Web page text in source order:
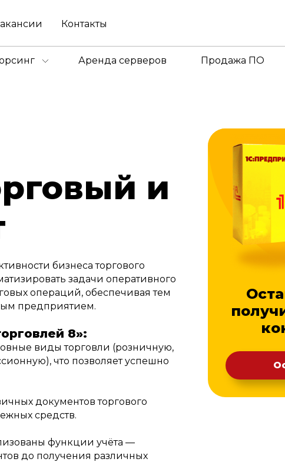
Контакты
Аренда серверов Продажа ПО
и
бизнеса торгового
задачи оперативного
операций, обеспечивая тем
предприятием.
8»:
виды торговли (розничную,
что позволяет успешно
документов торгового
средств.
функции учёта —
до получения различных